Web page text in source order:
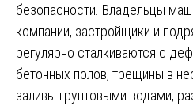
безопасности. Владельцы
компании, застройщики и
регулярно сталкиваются с
бетонных полов, трещины в
заливы грунтовыми водами,